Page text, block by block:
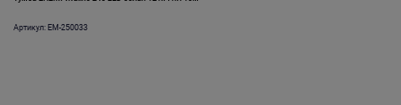
Артикул: EM-250033